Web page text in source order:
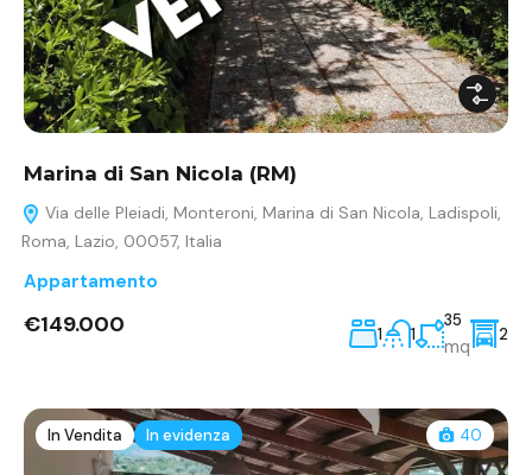
Marina di San Nicola (RM)
Via delle Pleiadi, Monteroni, Marina di San Nicola, Ladispoli,
Roma, Lazio, 00057, Italia
Appartamento
€149.000 1 1
35
mq
2
In Vendita In evidenza 40